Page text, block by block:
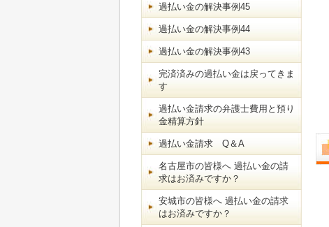
過払い金の解決事例45
過払い金の解決事例44
過払い金の解決事例43
完済済みの過払い金は戻ってきま
す
過払い金請求の弁護士費用と預り
金精算方針
過払い金請求 Q＆A
名古屋市の皆様へ 過払い金の請
求はお済みですか？
安城市の皆様へ 過払い金の請求
はお済みですか？